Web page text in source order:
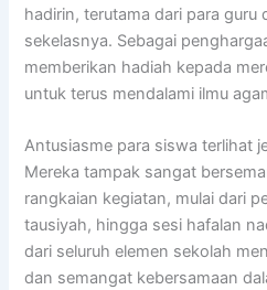
hadirin, terutama dari para guru
sekelasnya. Sebagai
memberikan hadiah kepada
untuk terus mendalami ilmu
Antusiasme para siswa terlihat
Mereka tampak sangat
rangkaian kegiatan, mulai dari
tausiyah, hingga sesi hafalan
dari seluruh elemen sekolah
dan semangat kebersamaan